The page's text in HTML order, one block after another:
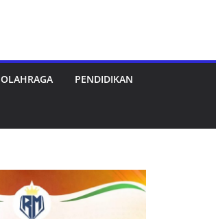
OLAHRAGA PENDIDIKAN